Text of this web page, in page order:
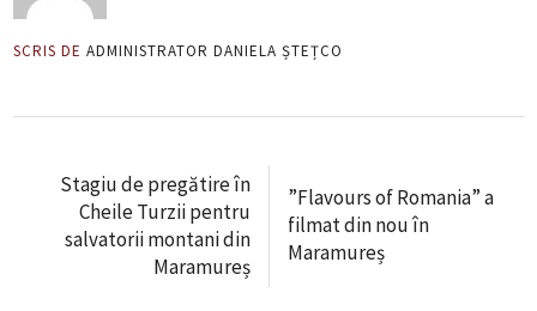
SCRIS DE ADMINISTRATOR DANIELA ȘTEȚCO
Stagiu de pregătire în
Cheile Turzii pentru
salvatorii montani din
Maramureș
”Flavours of Romania” a
filmat din nou în
Maramureș